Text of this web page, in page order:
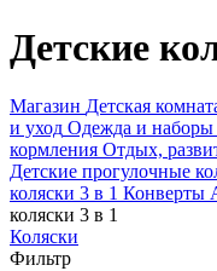
Детские
Магазин Детская
и уход Одежда и
кормления Отдых,
Детские прогулочные
коляски 3 в 1 Конверты
коляски 3 в 1
Коляски
Фильтр